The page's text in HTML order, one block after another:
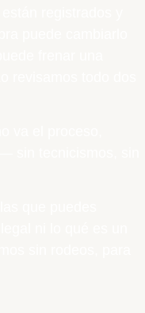
frenar una
revisamos todo dos
va el proceso,
sin tecnicismos, sin